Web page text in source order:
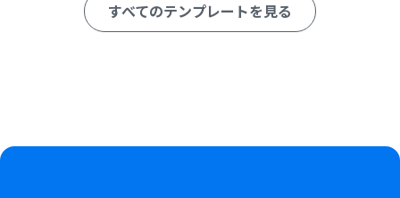
■このワークフローのカスタムポイント
Clockifyのトリガー設定において、連携の対象となるワー
すべてのテンプレートを見る